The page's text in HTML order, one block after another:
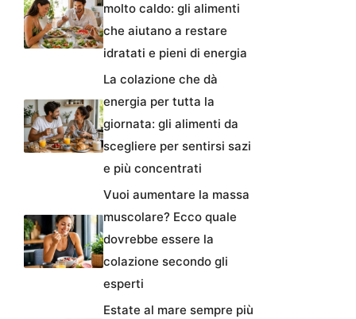
molto caldo: gli alimenti
che aiutano a restare
idratati e pieni di energia
La colazione che dà
energia per tutta la
giornata: gli alimenti da
scegliere per sentirsi sazi
e più concentrati
Vuoi aumentare la massa
muscolare? Ecco quale
dovrebbe essere la
colazione secondo gli
esperti
Estate al mare sempre più